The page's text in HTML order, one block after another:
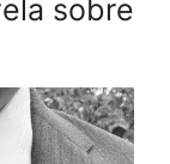
sobre